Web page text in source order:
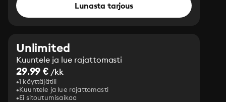
Lunasta tarjous
Unlimited
Kuuntele ja lue rajattomasti
29.99 € /kk
1 käyttäjätili
Kuuntele ja lue rajattomasti
Ei sitoutumisaikaa